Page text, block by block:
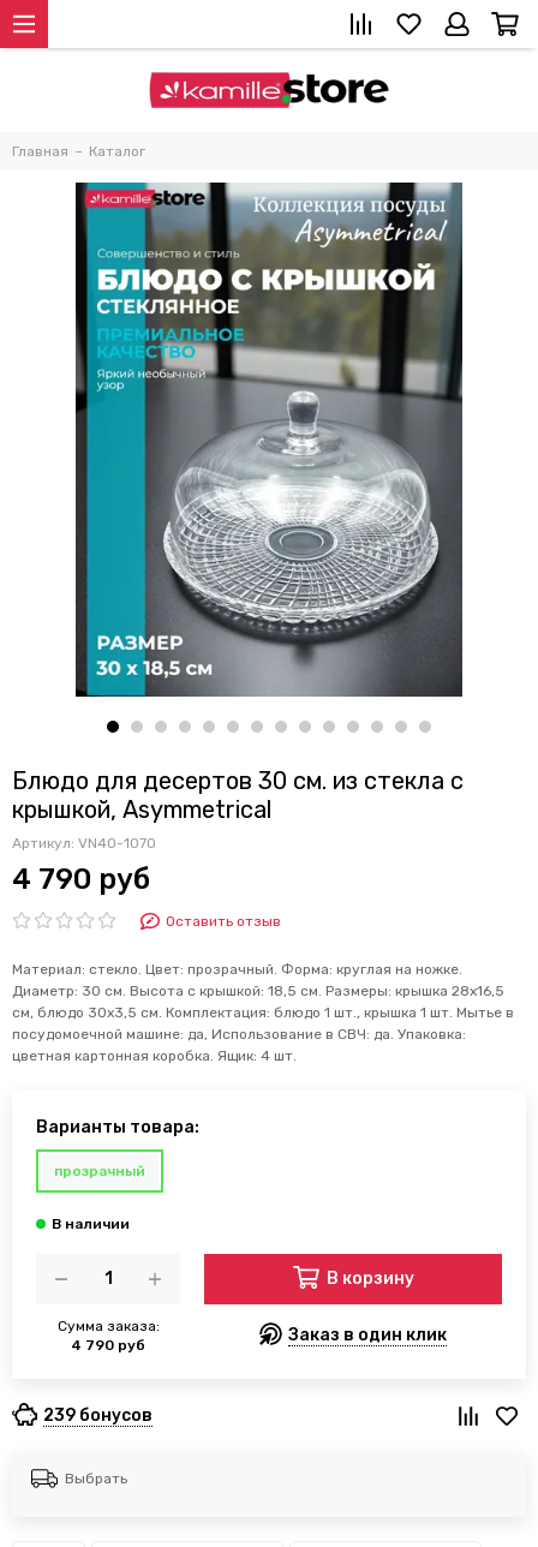
Главная Каталог
Блюдо для десертов 30 см. из стекла с
крышкой, Asymmetrical
Артикул: VN40-1070
4 790 руб
Оставить отзыв
Материал: стекло. Цвет: прозрачный. Форма: круглая на ножке.
Диаметр: 30 см. Высота с крышкой: 18,5 см. Размеры: крышка 28х16,5
см, блюдо 30х3,5 см. Комплектация: блюдо 1 шт., крышка 1 шт. Мытье в
посудомоечной машине: да, Использование в СВЧ: да. Упаковка:
цветная картонная коробка. Ящик: 4 шт.
Варианты товара:
прозрачный
Сумма заказа:
4 790 руб
В корзину
Заказ в один клик
239 бонусов
Выбрать